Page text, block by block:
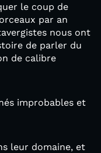
le coup de
par an
nous ont
de parler du
de calibre
improbables et
leur domaine, et